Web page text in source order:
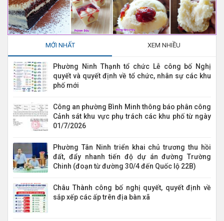
MỚI NHẤT XEM NHIỀU
Phường Ninh Thạnh tổ chức Lễ công bố Nghị
quyết và quyết định về tổ chức, nhân sự các khu
phố mới
Công an phường Bình Minh thông báo phân công
Cảnh sát khu vực phụ trách các khu phố từ ngày
01/7/2026
Phường Tân Ninh triển khai chủ trương thu hồi
đất, đẩy nhanh tiến độ dự án đường Trường
Chinh (đoạn từ đường 30/4 đến Quốc lộ 22B)
Châu Thành công bố nghị quyết, quyết định về
sắp xếp các ấp trên địa bàn xã